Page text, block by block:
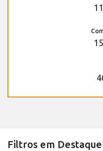
Filtros em Destaque